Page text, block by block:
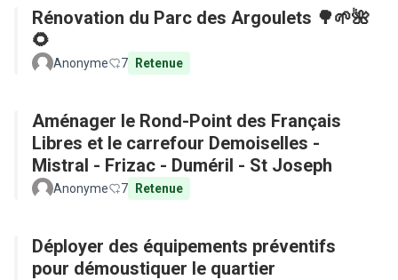
Rénovation du Parc des Argoulets 🌳🌱🌺
🌻
Anonyme 7 Retenue
Aménager le Rond-Point des Français
Libres et le carrefour Demoiselles -
Mistral - Frizac - Duméril - St Joseph
Anonyme 7 Retenue
Déployer des équipements préventifs
pour démoustiquer le quartier